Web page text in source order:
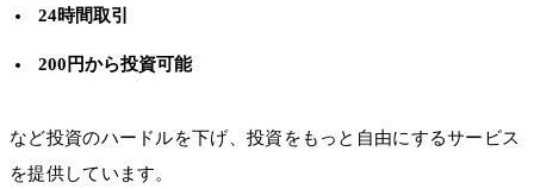
24時間取引
200円から投資可能
など投資のハードルを下げ、投資をもっと自由にするサービス
を提供しています。